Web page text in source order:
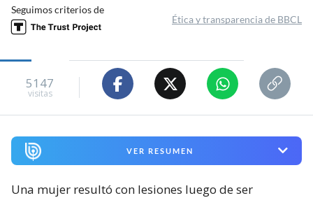
Seguimos criterios de
Ética y transparencia de BBCL
5147
visitas
VER RESUMEN
Una mujer resultó con lesiones luego de ser